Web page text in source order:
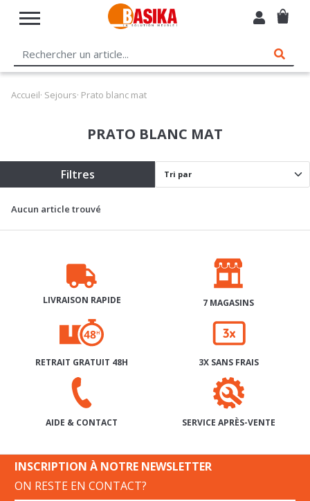
Accueil· Sejours· Prato blanc mat
PRATO BLANC MAT
Filtres
Aucun article trouvé
LIVRAISON RAPIDE 7 MAGASINS
RETRAIT GRATUIT 48H 3X SANS FRAIS
AIDE & CONTACT SERVICE APRÈS-VENTE
INSCRIPTION À NOTRE NEWSLETTER
ON RESTE EN CONTACT?